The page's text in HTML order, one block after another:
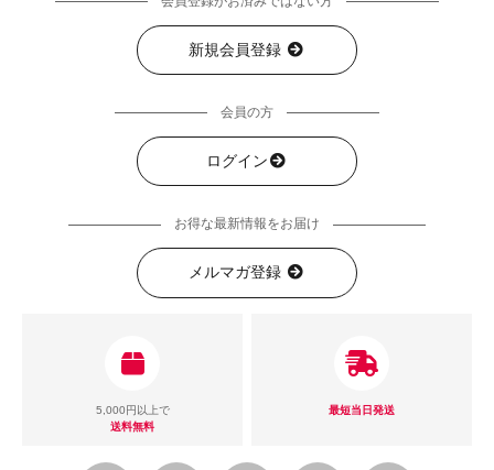
新規会員登録
会員の方
ログイン
お得な最新情報をお届け
メルマガ登録
5,000円以上で
送料無料
最短当日発送